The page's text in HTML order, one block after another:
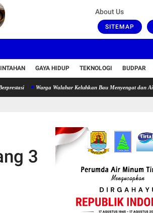
About Us
SITEMAP
GAYA HIDUP TEKNOLOGI BUDPAR
Warga Walahar Keluhkan Bau Menyengat dan Air Keruh,
3